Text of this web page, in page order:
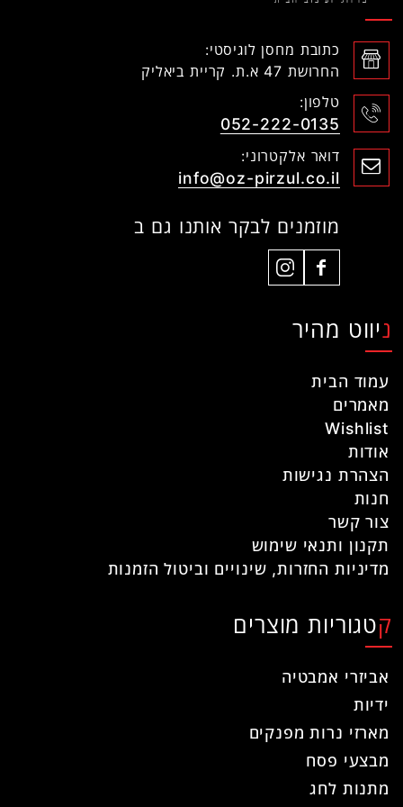
כתובת מחסן לוגיסטי:
החרושת 47 א.ת. קריית ביאליק
טלפון:
052-222-0135
דואר אלקטרוני:
info@oz-pirzul.co.il
מוזמנים לבקר אותנו גם ב
ניווט מהיר
עמוד הבית
מאמרים
Wishlist
אודות
הצהרת נגישות
חנות
צור קשר
תקנון ותנאי שימוש
מדיניות החזרות, שינויים וביטול הזמנות
קטגוריות מוצרים
אביזרי אמבטיה
ידיות
מארזי נרות מפנקים
מבצעי פסח
מתנות לחג